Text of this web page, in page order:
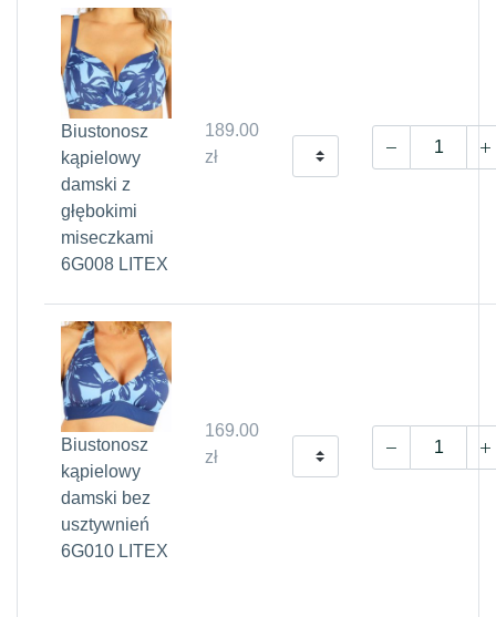
Biustonosz
kąpielowy
damski z
głębokimi
miseczkami
6G008 LITEX
189.00
zł
Biustonosz
kąpielowy
damski bez
usztywnień
6G010 LITEX
169.00
zł